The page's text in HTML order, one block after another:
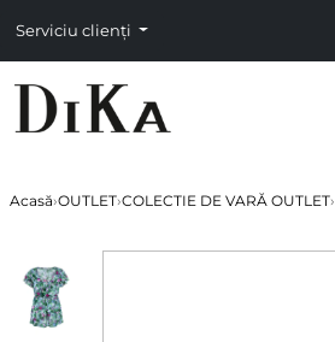
Serviciu clienți
Acasă›OUTLET›COLECTIE DE VARĂ OUTLET›